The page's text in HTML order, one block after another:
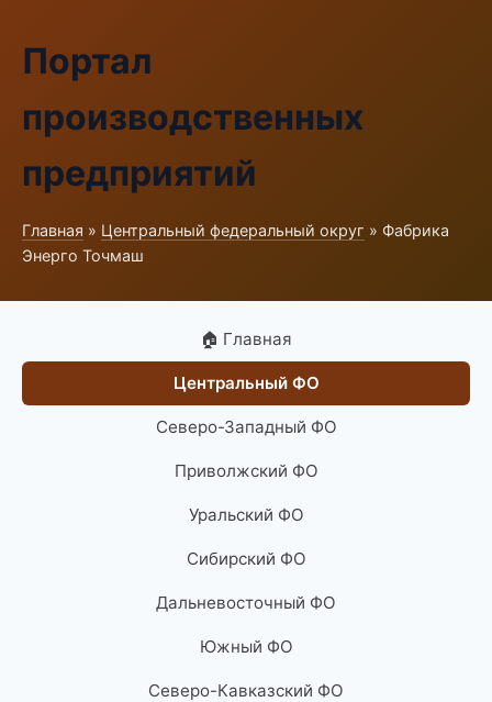
Портал
производственных
предприятий
Главная » Центральный федеральный округ » Фабрика
Энерго Точмаш
🏠 Главная
Центральный ФО
Северо-Западный ФО
Приволжский ФО
Уральский ФО
Сибирский ФО
Дальневосточный ФО
Южный ФО
Северо-Кавказский ФО